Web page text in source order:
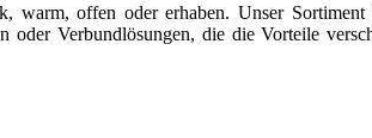
warm, offen oder erhaben. Unser
Verbundlösungen, die die Vorteile